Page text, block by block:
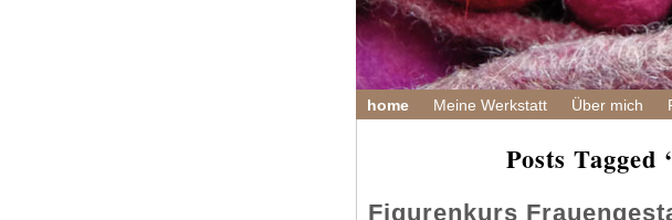
home Meine Werkstatt Über mich
Posts Tagged
Figurenkurs